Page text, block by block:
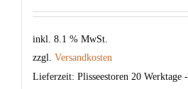
inkl. 8.1 % MwSt.
zzgl. Versandkosten
Lieferzeit: Plisseestoren 20